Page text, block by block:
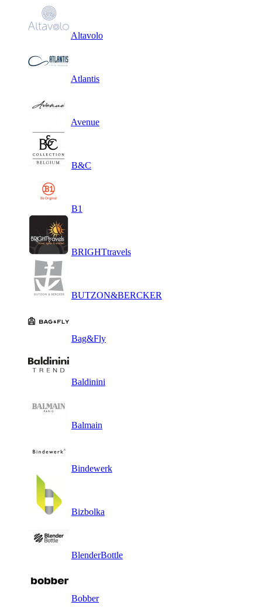
Altavolo
Atlantis
Avenue
B&C
B1
BRIGHTtravels
BUTZON&BERCKER
Bag&Fly
Baldinini
Balmain
Bindewerk
Bizbolka
BlenderBottle
Bobber